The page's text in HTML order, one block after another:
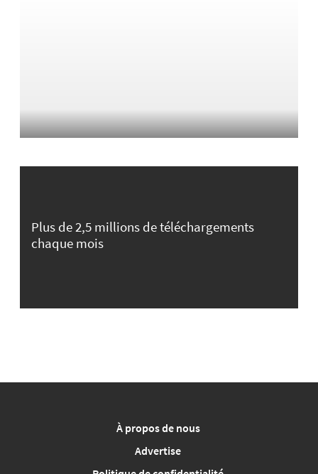
Plus de 2,5 millions de téléchargements
chaque mois
À propos de nous
Advertise